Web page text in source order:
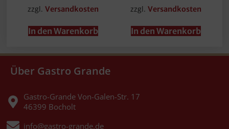
zzgl.Versandkosten
In den Warenkorb
zzgl. Versandkosten
In den Warenkorb
Über Gastro Grande
Gastro-Grande Von-Galen-Str. 17
46399 Bocholt
info@gastro-grande.de